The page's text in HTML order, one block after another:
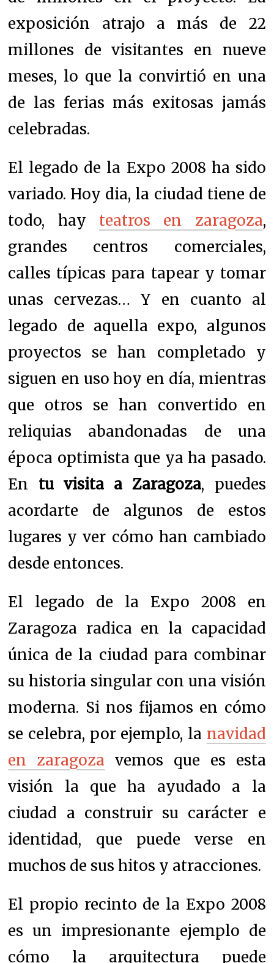
exposición atrajo a más de 22
millones de visitantes en nueve
meses, lo que la convirtió en una
de las ferias más exitosas jamás
celebradas.
El legado de la Expo 2008 ha sido
variado. Hoy dia, la ciudad tiene de
todo, hay teatros en zaragoza,
grandes centros comerciales,
calles típicas para tapear y tomar
unas cervezas… Y en cuanto al
legado de aquella expo, algunos
proyectos se han completado y
siguen en uso hoy en día, mientras
que otros se han convertido en
reliquias abandonadas de una
época optimista que ya ha pasado.
En tu visita a Zaragoza, puedes
acordarte de algunos de estos
lugares y ver cómo han cambiado
desde entonces.
El legado de la Expo 2008 en
Zaragoza radica en la capacidad
única de la ciudad para combinar
su historia singular con una visión
moderna. Si nos fijamos en cómo
se celebra, por ejemplo, la navidad
en zaragoza vemos que es esta
visión la que ha ayudado a la
ciudad a construir su carácter e
identidad, que puede verse en
muchos de sus hitos y atracciones.
El propio recinto de la Expo 2008
es un impresionante ejemplo de
cómo la arquitectura puede